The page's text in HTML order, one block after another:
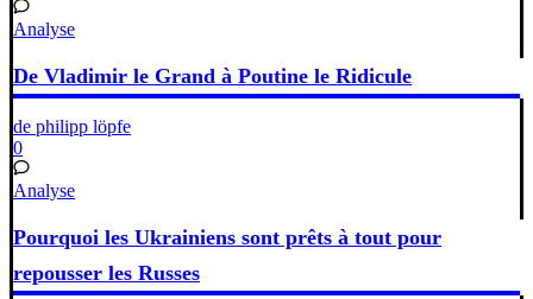
Analyse
De Vladimir le Grand à Poutine le Ridicule
de philipp löpfe
0
Analyse
Pourquoi les Ukrainiens sont prêts à tout pour
repousser les Russes